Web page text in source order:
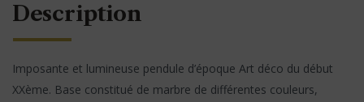
Description
Imposante et lumineuse pendule d’époque Art déco du début
XXème. Base constitué de marbre de différentes couleurs,